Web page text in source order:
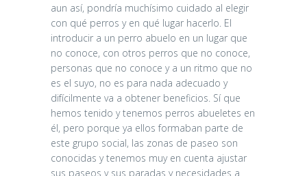
aun así, pondría muchísimo cuidado al elegir
con qué perros y en qué lugar hacerlo. El
introducir a un perro abuelo en un lugar que
no conoce, con otros perros que no conoce,
personas que no conoce y a un ritmo que no
es el suyo, no es para nada adecuado y
difícilmente va a obtener beneficios. Sí que
hemos tenido y tenemos perros abueletes en
él, pero porque ya ellos formaban parte de
este grupo social, las zonas de paseo son
conocidas y tenemos muy en cuenta ajustar
sus paseos y sus paradas y necesidades a